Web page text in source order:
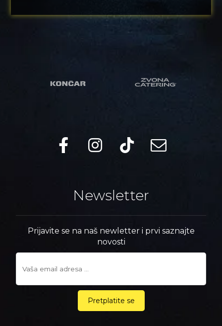
Newsletter
Prijavite se na naš newletter i prvi saznajte
novosti
Pretplatite se